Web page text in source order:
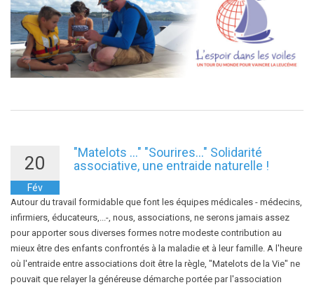
20
Fév
"Matelots ..." "Sourires..." Solidarité
associative, une entraide naturelle !
Autour du travail formidable que font les équipes médicales - médecins,
infirmiers, éducateurs,...-, nous, associations, ne serons jamais assez
pour apporter sous diverses formes notre modeste contribution au
mieux être des enfants confrontés à la maladie et à leur famille. A l'heure
où l'entraide entre associations doit être la règle, "Matelots de la Vie" ne
pouvait que relayer la généreuse démarche portée par l'association